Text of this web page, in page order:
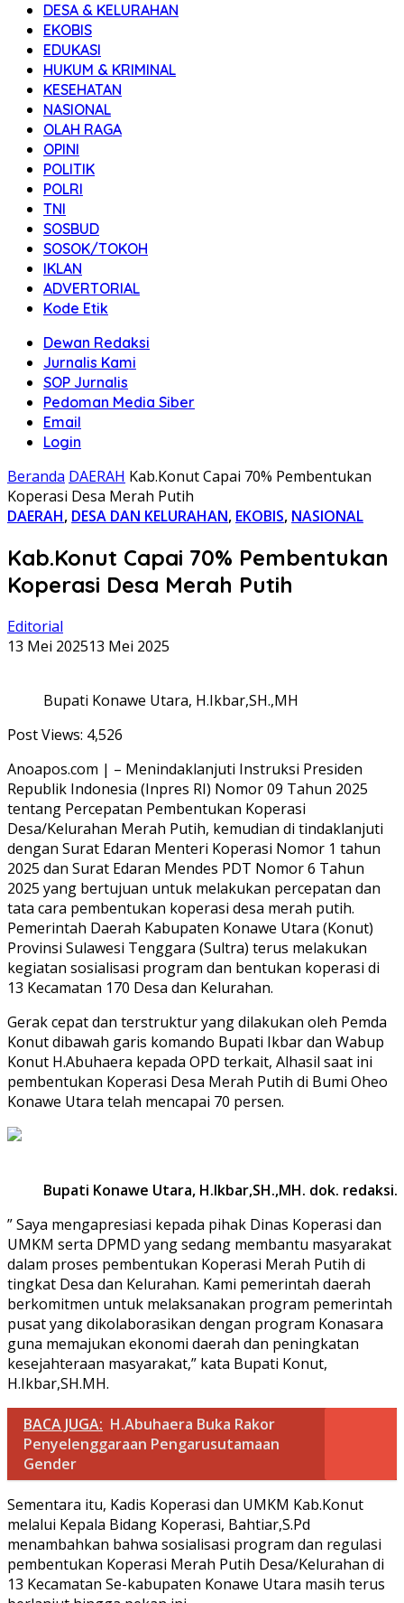
DESA & KELURAHAN
EKOBIS
EDUKASI
HUKUM & KRIMINAL
KESEHATAN
NASIONAL
OLAH RAGA
OPINI
POLITIK
POLRI
TNI
SOSBUD
SOSOK/TOKOH
IKLAN
ADVERTORIAL
Kode Etik
Dewan Redaksi
Jurnalis Kami
SOP Jurnalis
Pedoman Media Siber
Email
Login
Beranda DAERAH Kab.Konut Capai 70% Pembentukan
Koperasi Desa Merah Putih
DAERAH, DESA DAN KELURAHAN, EKOBIS, NASIONAL
Kab.Konut Capai 70% Pembentukan
Koperasi Desa Merah Putih
Editorial
13 Mei 202513 Mei 2025
Bupati Konawe Utara, H.Ikbar,SH.,MH
Post Views: 4,526
Anoapos.com | – Menindaklanjuti Instruksi Presiden
Republik Indonesia (Inpres RI) Nomor 09 Tahun 2025
tentang Percepatan Pembentukan Koperasi
Desa/Kelurahan Merah Putih, kemudian di tindaklanjuti
dengan Surat Edaran Menteri Koperasi Nomor 1 tahun
2025 dan Surat Edaran Mendes PDT Nomor 6 Tahun
2025 yang bertujuan untuk melakukan percepatan dan
tata cara pembentukan koperasi desa merah putih.
Pemerintah Daerah Kabupaten Konawe Utara (Konut)
Provinsi Sulawesi Tenggara (Sultra) terus melakukan
kegiatan sosialisasi program dan bentukan koperasi di
13 Kecamatan 170 Desa dan Kelurahan.
Gerak cepat dan terstruktur yang dilakukan oleh Pemda
Konut dibawah garis komando Bupati Ikbar dan Wabup
Konut H.Abuhaera kepada OPD terkait, Alhasil saat ini
pembentukan Koperasi Desa Merah Putih di Bumi Oheo
Konawe Utara telah mencapai 70 persen.
Bupati Konawe Utara, H.Ikbar,SH.,MH. dok. redaksi.
” Saya mengapresiasi kepada pihak Dinas Koperasi dan
UMKM serta DPMD yang sedang membantu masyarakat
dalam proses pembentukan Koperasi Merah Putih di
tingkat Desa dan Kelurahan. Kami pemerintah daerah
berkomitmen untuk melaksanakan program pemerintah
pusat yang dikolaborasikan dengan program Konasara
guna memajukan ekonomi daerah dan peningkatan
kesejahteraan masyarakat,” kata Bupati Konut,
H.Ikbar,SH.MH.
BACA JUGA: H.Abuhaera Buka Rakor
Penyelenggaraan Pengarusutamaan
Gender
Sementara itu, Kadis Koperasi dan UMKM Kab.Konut
melalui Kepala Bidang Koperasi, Bahtiar,S.Pd
menambahkan bahwa sosialisasi program dan regulasi
pembentukan Koperasi Merah Putih Desa/Kelurahan di
13 Kecamatan Se-kabupaten Konawe Utara masih terus